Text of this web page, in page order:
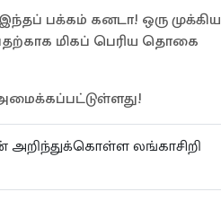
பக்கம் கனடா! ஒரு முக்கிய
மிகப் பெரிய தொகை
அறிந்துக்கொள்ள லங்காசிறி